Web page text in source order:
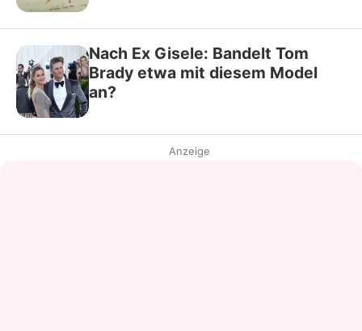
Nach Ex Gisele: Bandelt Tom
Brady etwa mit diesem Model
an?
Anzeige